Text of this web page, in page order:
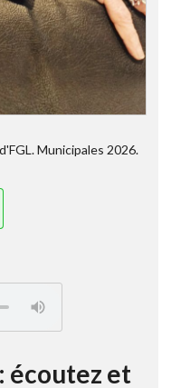
Municipales 2026.
écoutez et